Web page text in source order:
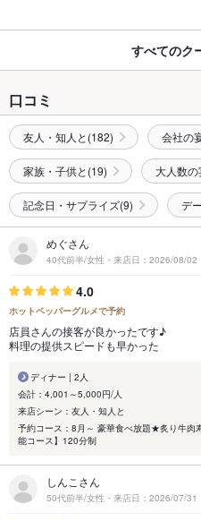
すべてのク
口コミ
友人・知人と(182) 会社の
家族・子供と(19) 大人数
記念日・サプライズ(9) デ
めぐさん
40代前半/女性・来店日：2026/08/02
4.0
ホットペッパーグルメで予約
店員さんの接客が良かったです♪
料理の提供スピードも早かった
ディナー | 2人
会計：4,001～5,000円/人
来店シーン：友人・知人と
予約コース：8月～ 豪華食べ放題★炙り牛肉
能コース】120分制
しんこさん
50代前半/女性・来店日：2026/07/31